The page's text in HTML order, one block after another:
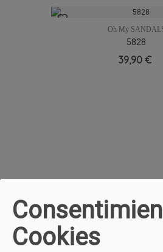
Oh My
5828
39,90 €
Cookies